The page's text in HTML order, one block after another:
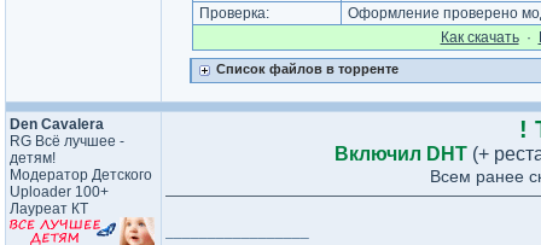
Проверка:
Оформление проверено
Как cкачать·
Список файлов в торренте
Den Cavalera
RG Всё лучшее -
детям!
Модератор Детского
Uploader 100+
Лауреат КТ
!
Включил DHT (+
Всем ранее